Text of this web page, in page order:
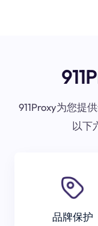
911Proxy为您提
以下
品牌保护